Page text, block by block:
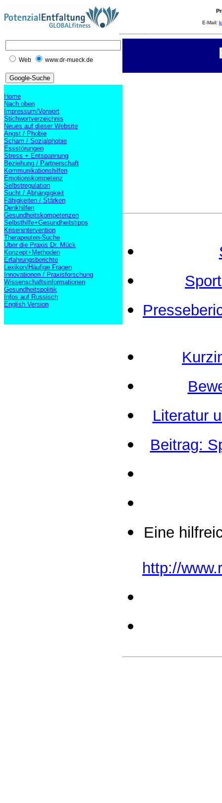
E-Mail:
Web www.dr-mueck.de
Home
Nach oben
Impressum/Vorwort
Stichwortverzeichnis
Neues auf dieser Website
Angst / Phobie
Scham / Sozialphobie
Essstörungen
Stress + Entspannung
Beziehung / Partnerschaft
Kommunikationshilfen
Emotionskompetenz
Selbstregulation
Sucht / Abhängigkeit
Fähigkeiten / Stärken
Denkhilfen
Gesundheitskompetenzen
Selbsthilfe+Gesundheitstipps
Krisenintervention
Therapeuten-Suche
Über die Praxis Dr. Mück
Konzept+Methoden
Erfahrungsberichte
Lexikon/Häufige Fragen
Innovationen / Praxisforschung
Wissenschaftsinformationen
Gesundheitspolitik
Infos auf Russisch
English Version
Kurzi
Literatur
Beitrag:
Eine
http://